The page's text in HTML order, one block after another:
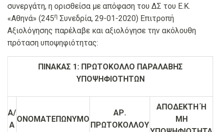
συνεργάτη, η ορισθείσα με απόφαση του ΔΣ του Ε.Κ.
«Αθηνά» (245η Συνεδρία, 29-01-2020) Επιτροπή
Αξιολόγησης παρέλαβε και αξιολόγησε την ακόλουθη
πρόταση υποψηφιότητας:
ΠΙΝΑΚΑΣ 1: ΠΡΩΤΟΚΟΛΛΟ ΠΑΡΑΛΑΒΗΣ
ΥΠΟΨΗΦΙΟΤΗΤΩΝ
Α/
Α
ΟΝΟΜΑΤΕΠΩΝΥΜΟ
ΑΡ.
ΠΡΩΤΟΚΟΛΛΟΥ
ΑΠΟΔΕΚΤΗ Ή
ΜΗ